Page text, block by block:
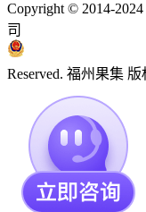
Copyright © 2014-
司
Reserved. 福州果集